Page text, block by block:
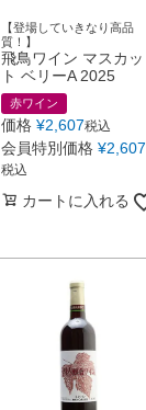
【登場していきなり高品
質！】
飛鳥ワイン マスカッ
ト ベリーA 2025
赤ワイン
価格 ¥2,607税込
会員特別価格 ¥2,607
税込
カートに入れる